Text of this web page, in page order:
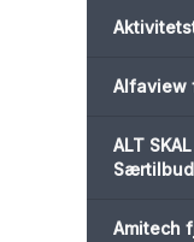
Alfaview
ALT
Særtilbud
Amitech